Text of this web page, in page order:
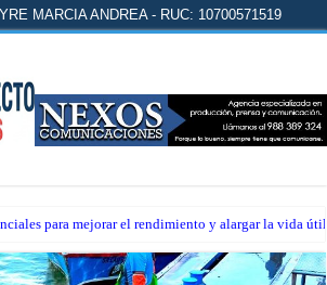
MARCIA ANDREA - RUC: 10700571519
para mejorar el rendimiento y alargar la vida